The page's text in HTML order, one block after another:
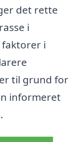
det rette
i
faktorer i
til grund for
informeret